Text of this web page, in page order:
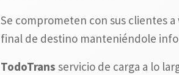
Se comprometen con sus clientes
final de destino manteniéndole
TodoTrans servicio de carga a lo